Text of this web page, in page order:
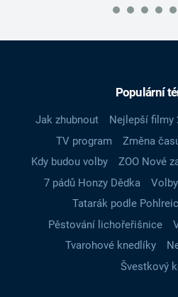
Populární
Jak zhubnout Nejlepší filmy
TV program
Změna
Kdy budou volby
ZOO Nové
7 pádů Honzy Dědka
Tatarák podle
Pěstování lichořeřišnice
Tvarohové knedlíky
Švestkový